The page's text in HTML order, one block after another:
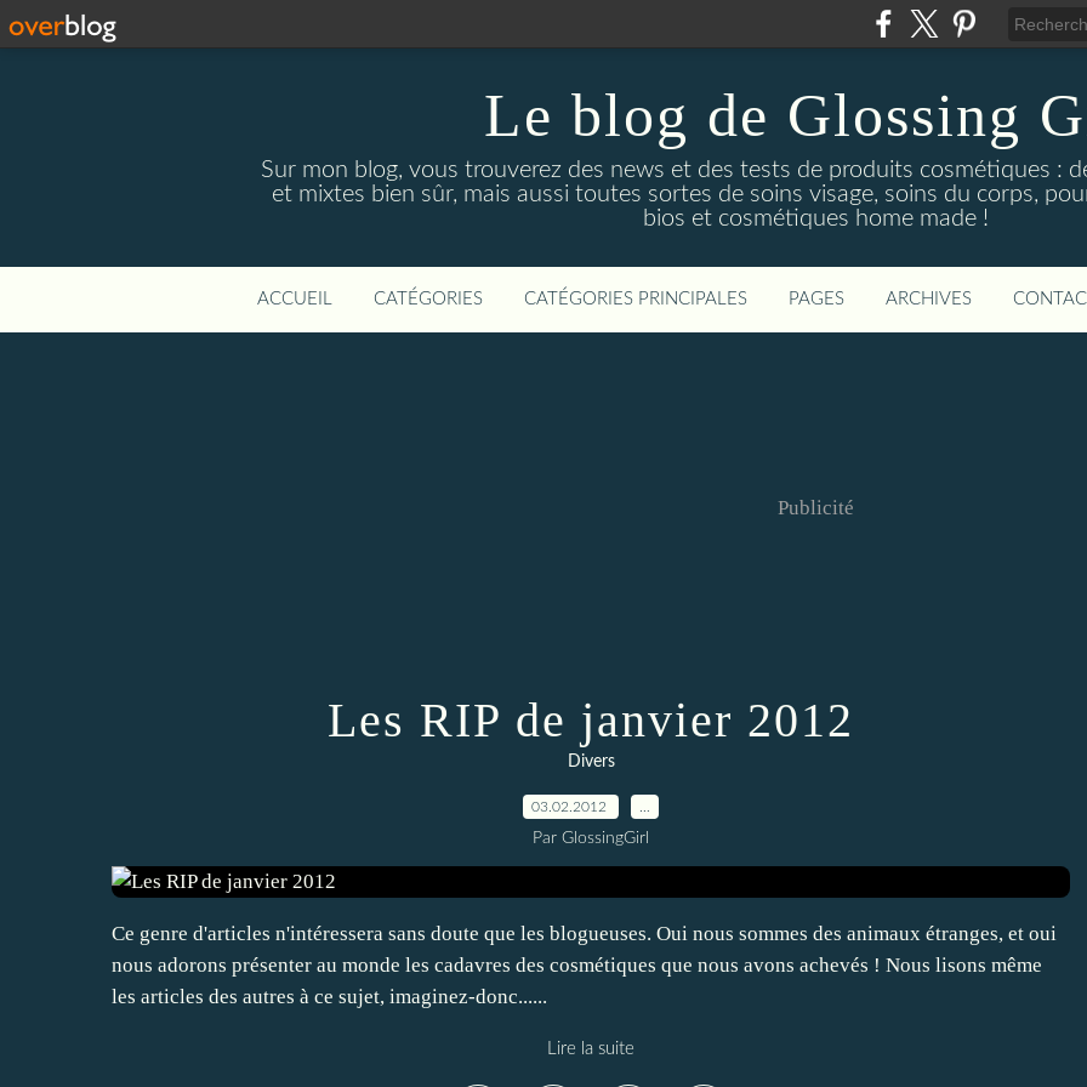
Le blog de Glossing
Sur mon blog, vous trouverez des news et des tests de produits cosmétiques :
et mixtes bien sûr, mais aussi toutes sortes de soins visage, soins du corps,
bios et cosmétiques home made !
ACCUEIL CATÉGORIES CATÉGORIES PRINCIPALES PAGES ARCHIVES
Publicité
Les RIP de janvier 2012
Divers
03.02.2012
Par GlossingGirl
Ce genre d'articles n'intéressera sans doute que les blogueuses. Oui nous sommes des animaux étranges, et oui
nous adorons présenter au monde les cadavres des cosmétiques que nous avons achevés ! Nous lisons même
les articles des autres à ce sujet, imaginez-donc......
Lire la suite